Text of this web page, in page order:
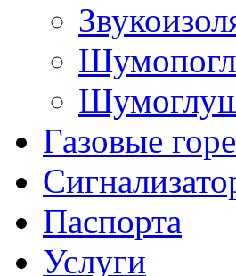
Газовые
Паспорта
Услуги